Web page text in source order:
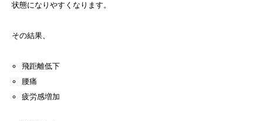
状態になりやすくなります。
その結果、
飛距離低下
腰痛
疲労感増加